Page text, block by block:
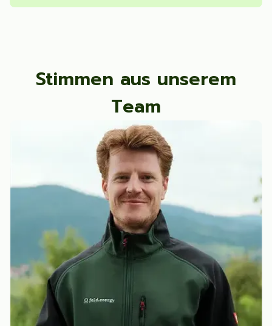
Stimmen aus unserem
Team